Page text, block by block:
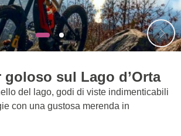
goloso sul Lago d’Orta
del lago, godi di viste indimenticabili
con una gustosa merenda in